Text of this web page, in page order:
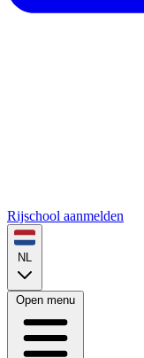
Rijschool aanmelden
NL
Open menu